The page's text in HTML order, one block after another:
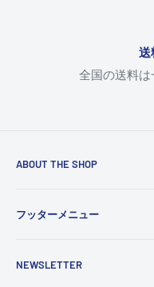
送
全国の送料は
ABOUT THE SHOP
and vision. You can
フッターメニュー
NEWSLETTER